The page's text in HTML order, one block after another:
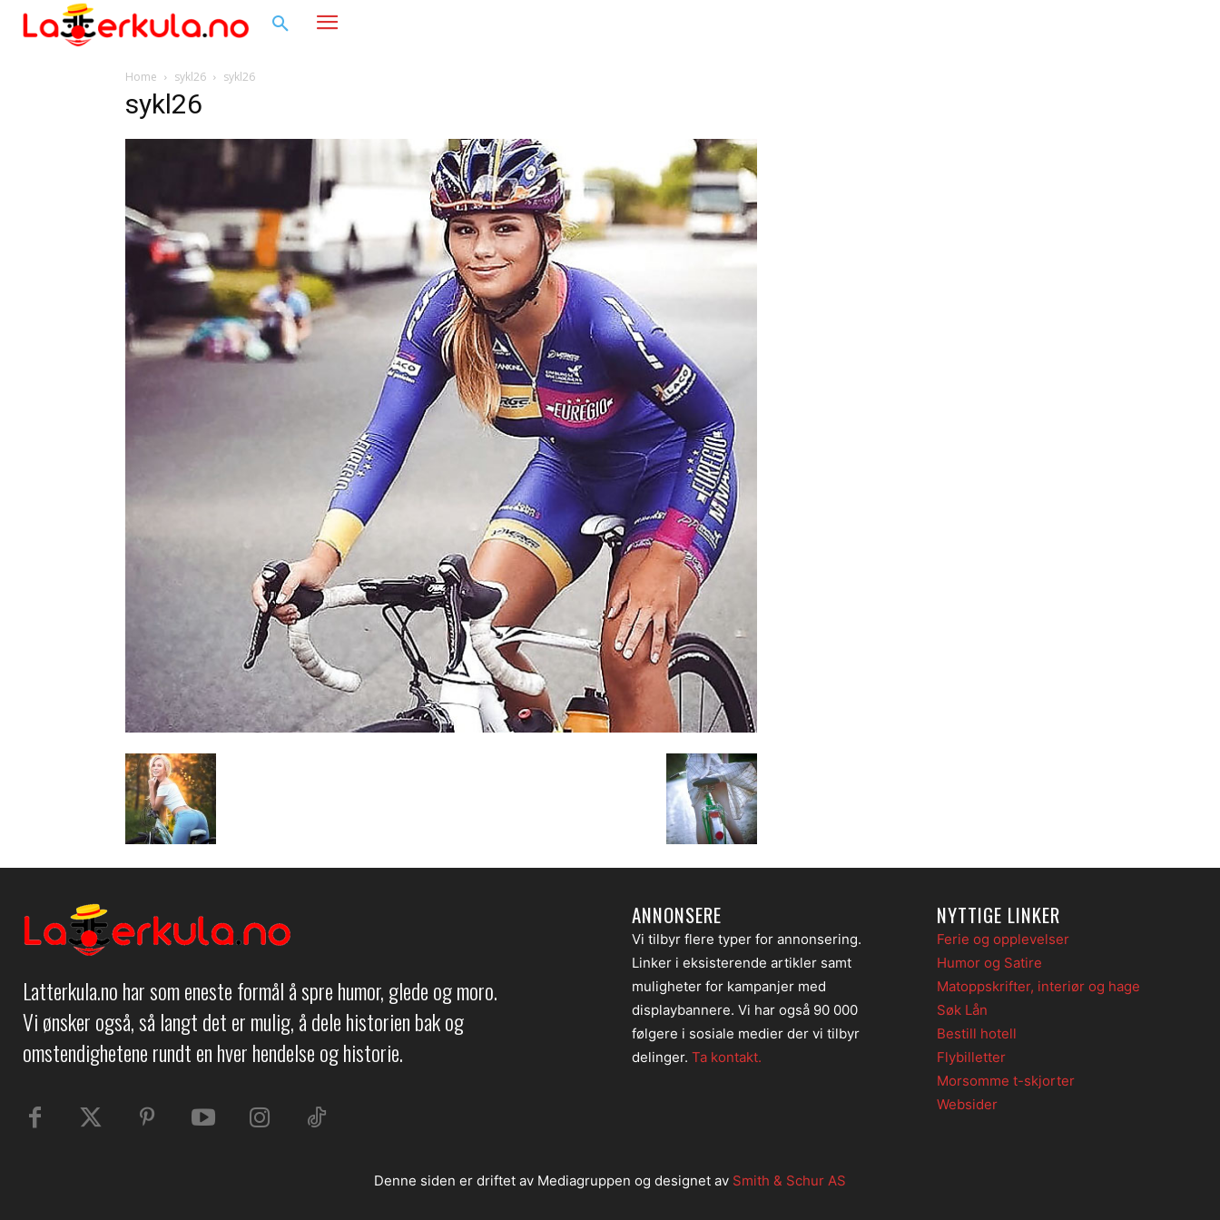
Home sykl26 sykl26
sykl26
Latterkula.no har som eneste formål å spre humor, glede og moro.
Vi ønsker også, så langt det er mulig, å dele historien bak og
omstendighetene rundt en hver hendelse og historie.
ANNONSERE
Vi tilbyr flere typer for annonsering.
Linker i eksisterende artikler samt
muligheter for kampanjer med
displaybannere. Vi har også 90 000
følgere i sosiale medier der vi tilbyr
delinger. Ta kontakt.
NYTTIGE LINKER
Ferie og opplevelser
Humor og Satire
Matoppskrifter, interiør og hage
Søk Lån
Bestill hotell
Flybilletter
Morsomme t-skjorter
Websider
Denne siden er driftet av Mediagruppen og designet av Smith & Schur AS